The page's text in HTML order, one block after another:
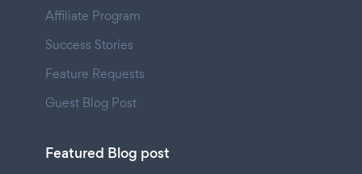
Affiliate Program
Success Stories
Feature Requests
Guest Blog Post
Featured Blog post